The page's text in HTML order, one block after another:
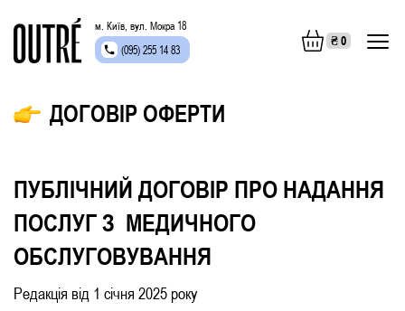
м. Київ, вул. Мокра 18
(095) 255 14 83
₴0
ДОГОВІР ОФЕРТИ
ПУБЛІЧНИЙ ДОГОВІР ПРО НАДАННЯ
ПОСЛУГ З МЕДИЧНОГО
ОБСЛУГОВУВАННЯ
Редакція від 1 січня 2025 року